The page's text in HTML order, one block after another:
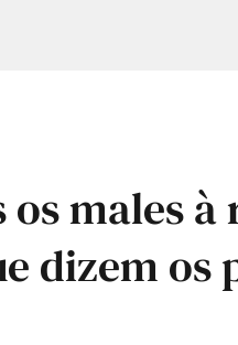
os males
dizem os